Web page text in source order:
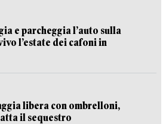
e parcheggia l’auto sulla
l’estate dei cafoni in
libera con ombrelloni,
il sequestro